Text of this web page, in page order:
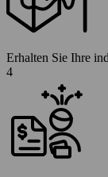
Erhalten Sie Ihre
4